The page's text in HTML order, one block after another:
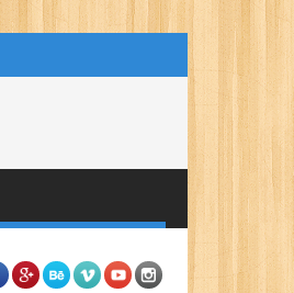
Du lịch tháng 7 ở Nhật – Nên đi đâu,